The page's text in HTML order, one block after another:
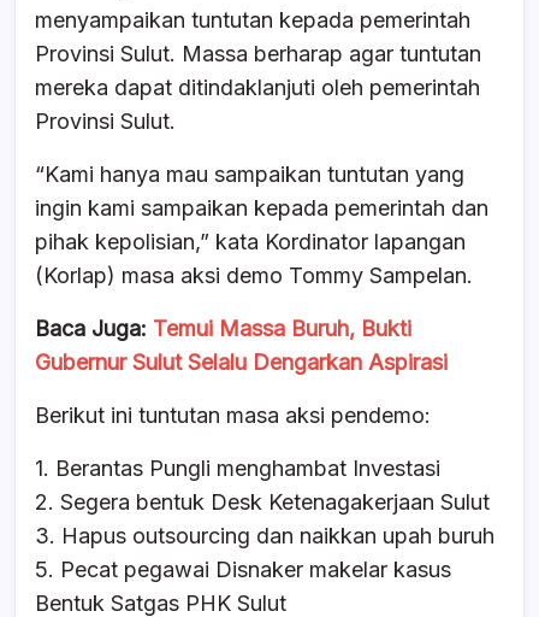
menyampaikan tuntutan kepada pemerintah
Provinsi Sulut. Massa berharap agar tuntutan
mereka dapat ditindaklanjuti oleh pemerintah
Provinsi Sulut.
“Kami hanya mau sampaikan tuntutan yang
ingin kami sampaikan kepada pemerintah dan
pihak kepolisian,” kata Kordinator lapangan
(Korlap) masa aksi demo Tommy Sampelan.
Baca Juga: Temui Massa Buruh, Bukti
Gubernur Sulut Selalu Dengarkan Aspirasi
Berikut ini tuntutan masa aksi pendemo:
1. Berantas Pungli menghambat Investasi
2. Segera bentuk Desk Ketenagakerjaan Sulut
3. Hapus outsourcing dan naikkan upah buruh
5. Pecat pegawai Disnaker makelar kasus
Bentuk Satgas PHK Sulut